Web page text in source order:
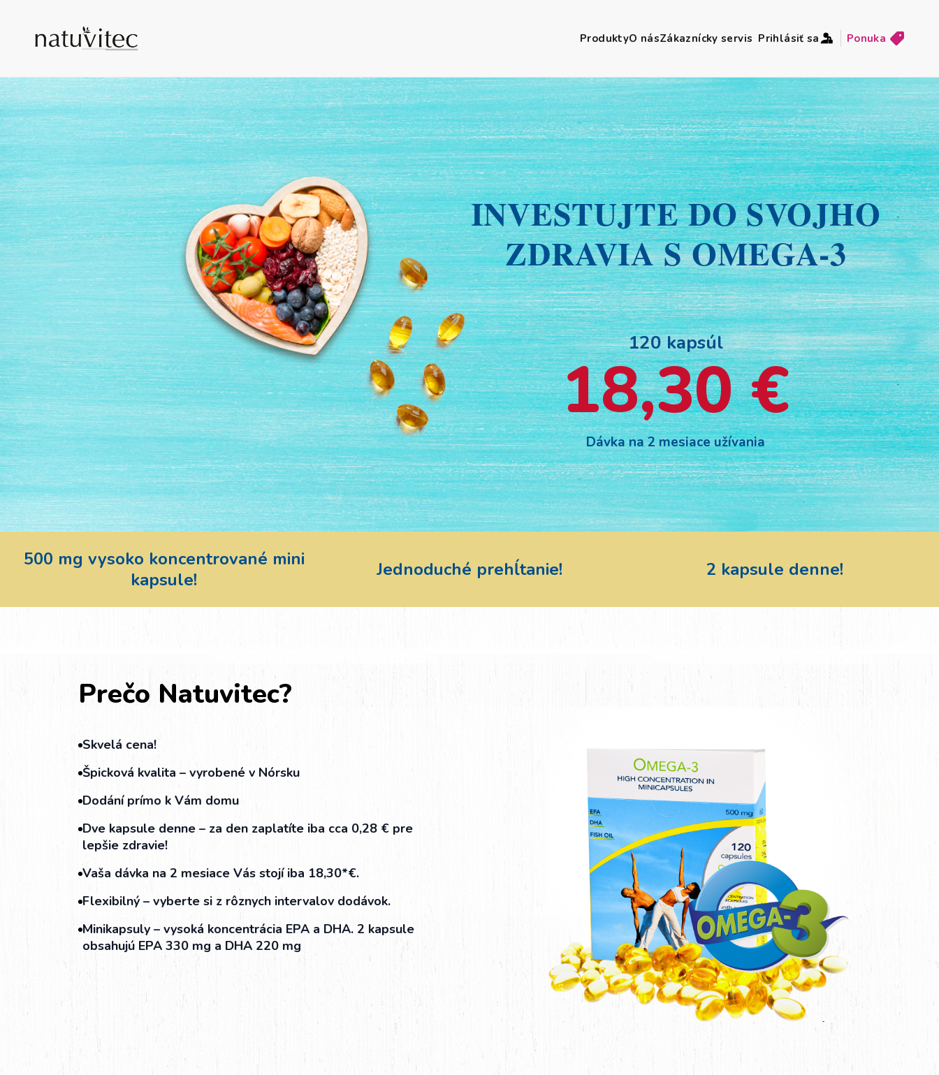
ProduktyO násZákaznícky servis Prihlásiť sa Ponuka
INVESTUJTE DO SVOJHO
ZDRAVIA S OMEGA-3
120 kapsúl
18,30 €
Dávka na 2 mesiace užívania
500 mg vysoko koncentrované mini
kapsule!
Jednoduché prehĺtanie! 2 kapsule denne!
Prečo Natuvitec?
Skvelá cena!
Špicková kvalita – vyrobené v Nórsku
Dodání prímo k Vám domu
Dve kapsule denne – za den zaplatíte iba cca 0,28 € pre
lepšie zdravie!
Vaša dávka na 2 mesiace Vás stojí iba 18,30*€.
Flexibilný – vyberte si z rôznych intervalov dodávok.
Minikapsuly – vysoká koncentrácia EPA a DHA. 2 kapsule
obsahujú EPA 330 mg a DHA 220 mg